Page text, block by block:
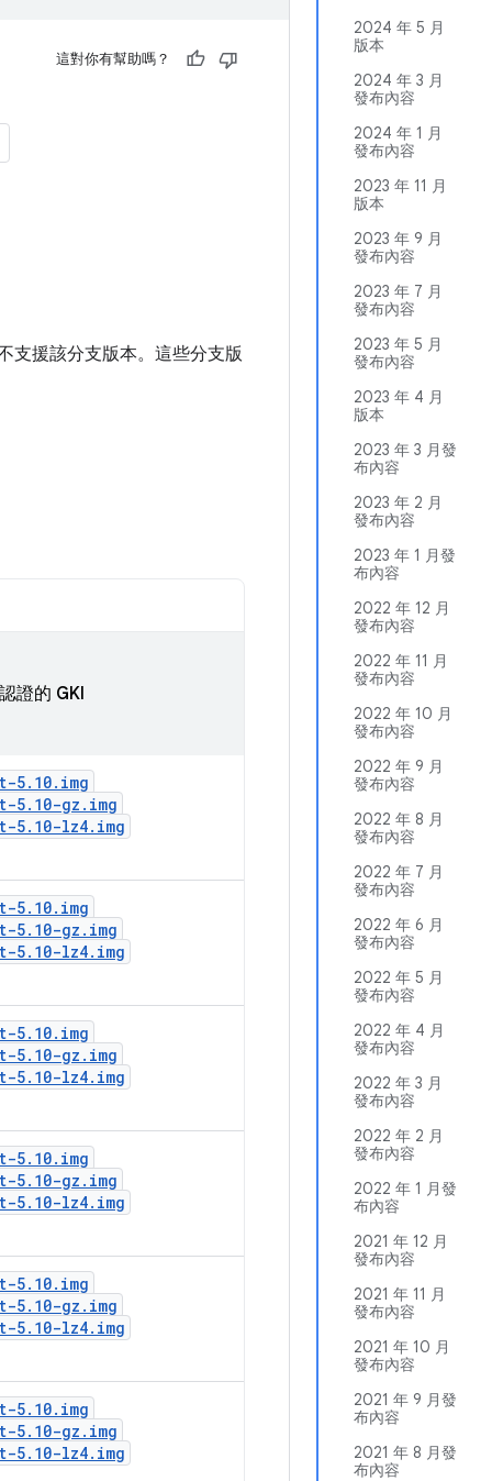
2024 年 5 月
版本
2024 年 3 月
發布內容
2024 年 1 月
發布內容
2023 年 11 月
版本
2023 年 9 月
發布內容
2023 年 7 月
發布內容
2023 年 5 月
發布內容
2023 年 4 月
版本
2023 年 3 月發
布內容
2023 年 2 月
發布內容
2023 年 1 月發
布內容
2022 年 12 月
發布內容
2022 年 11 月
發布內容
2022 年 10 月
發布內容
2022 年 9 月
發布內容
2022 年 8 月
發布內容
2022 年 7 月
發布內容
2022 年 6 月
發布內容
2022 年 5 月
發布內容
2022 年 4 月
發布內容
2022 年 3 月
發布內容
2022 年 2 月
發布內容
2022 年 1 月發
布內容
2021 年 12 月
發布內容
2021 年 11 月
發布內容
2021 年 10 月
發布內容
2021 年 9 月發
布內容
2021 年 8 月發
布內容
這對你有幫助嗎？
支援該分支版本。這些分支版
證的 GKI
5. 10. img
5. 10-gz . img
5. 10-lz4. img
5. 10. img
5. 10-gz . img
5. 10-lz4. img
5. 10. img
5. 10-gz . img
5. 10-lz4. img
5. 10. img
5. 10-gz . img
5. 10-lz4. img
5. 10. img
5. 10-gz . img
5. 10-lz4. img
5. 10. img
5. 10-gz . img
5. 10-lz4. img